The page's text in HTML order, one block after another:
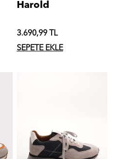
Harold
3.690,99 TL
SEPETE EKLE